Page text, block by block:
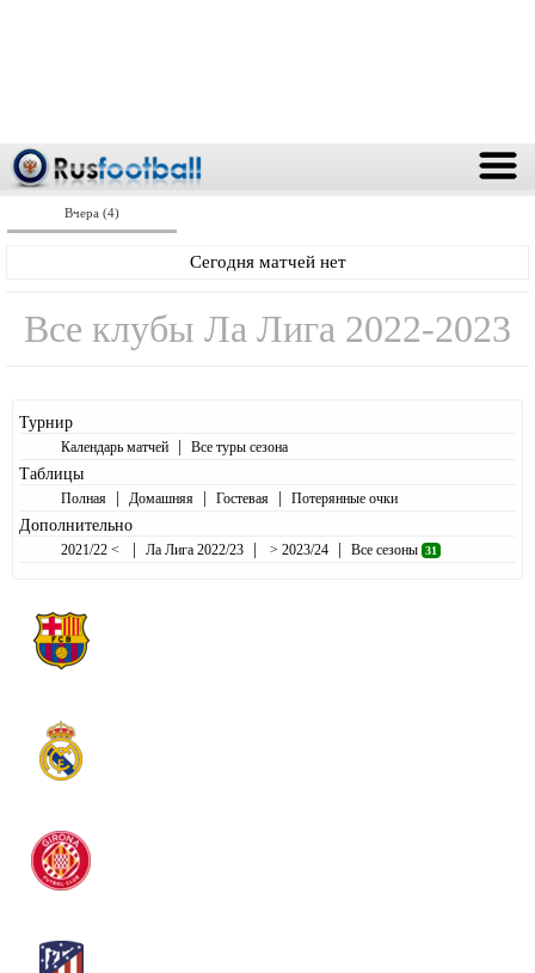
Вчера (4)
Сегодня матчей нет
Все клубы Ла Лига 2022-2023
Турнир
Календарь матчей | Все туры сезона
Таблицы
Полная | Домашняя | Гостевая | Потерянные очки
Дополнительно
2021/22 < | Ла Лига 2022/23 | > 2023/24 | Все сезоны 31